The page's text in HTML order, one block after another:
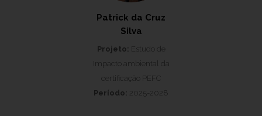
Patrick da Cruz
Silva
Projeto: Estudo de
Impacto ambiental da
certificação PEFC
Período: 2025-2028